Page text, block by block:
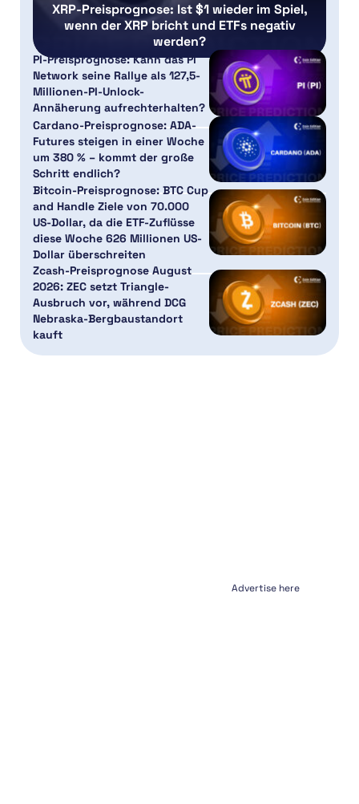
XRP-Preisprognose: Ist $1 wieder im Spiel,
wenn der XRP bricht und ETFs negativ
werden?
PI-Preisprognose: Kann das Pi
Network seine Rallye als 127,5-
Millionen-PI-Unlock-
Annäherung aufrechterhalten?
Cardano-Preisprognose: ADA-
Futures steigen in einer Woche
um 380 % – kommt der große
Schritt endlich?
Bitcoin-Preisprognose: BTC Cup
and Handle Ziele von 70.000
US-Dollar, da die ETF-Zuflüsse
diese Woche 626 Millionen US-
Dollar überschreiten
Zcash-Preisprognose August
2026: ZEC setzt Triangle-
Ausbruch vor, während DCG
Nebraska-Bergbaustandort
kauft
Advertise here